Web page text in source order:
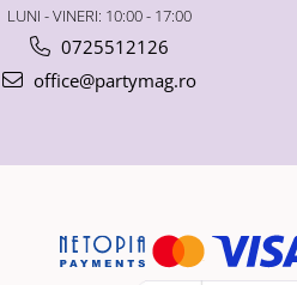
LUNI - VINERI: 10:00 - 17:00
0725512126
office@partymag.ro